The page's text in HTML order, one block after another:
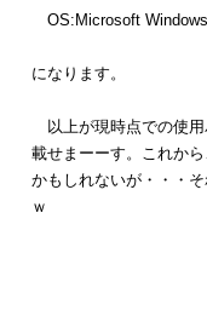
OS:Microsoft
になります。
以上が現時点での使用
載せまーーす。これか
かもしれないが・・・
ｗ